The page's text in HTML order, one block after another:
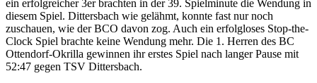
ein erfolgreicher 3er brachten in der 39. Spielminute die Wendung in
diesem Spiel. Dittersbach wie gelähmt, konnte fast nur noch
zuschauen, wie der BCO davon zog. Auch ein erfolgloses Stop-the-
Clock Spiel brachte keine Wendung mehr. Die 1. Herren des BC
Ottendorf-Okrilla gewinnen ihr erstes Spiel nach langer Pause mit
52:47 gegen TSV Dittersbach.